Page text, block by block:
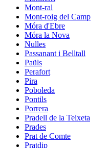
Mont-ral
Mont-roig del Camp
Móra d'Ebre
Móra la Nova
Nulles
Passanant i Belltall
Paüls
Perafort
Pira
Poboleda
Pontils
Porrera
Pradell de la Teixeta
Prades
Prat de Comte
Pratdip